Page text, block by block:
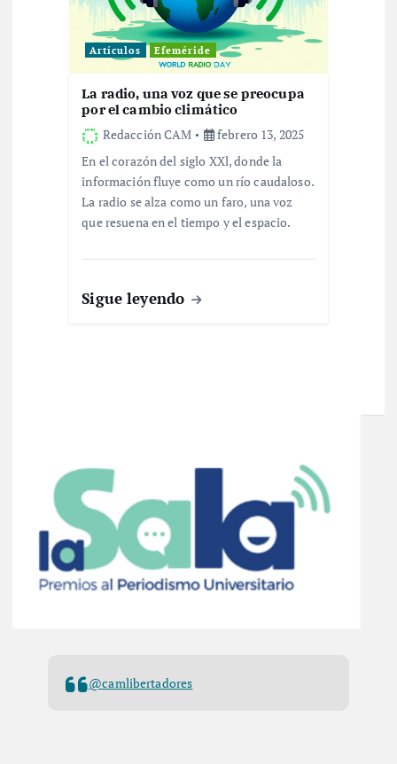
Artículos Efeméride
La radio, una voz que se preocupa
por el cambio climático
Redacción CAM
febrero 13, 2025
En el corazón del siglo XXl, donde la
información fluye como un río caudaloso.
La radio se alza como un faro, una voz
que resuena en el tiempo y el espacio.
Sigue leyendo
@camlibertadores